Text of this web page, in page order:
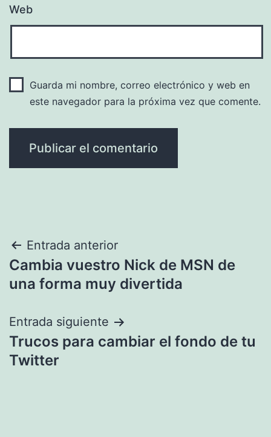
Web
Guarda mi nombre, correo electrónico y web en
este navegador para la próxima vez que comente.
Navegación
de
Entrada anterior
Cambia vuestro Nick de MSN de
una forma muy divertida
Entrada siguiente
Trucos para cambiar el fondo de tu
Twitter